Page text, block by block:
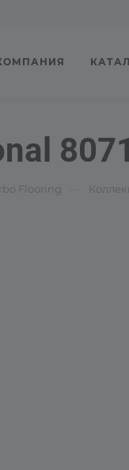
8071
Flooring